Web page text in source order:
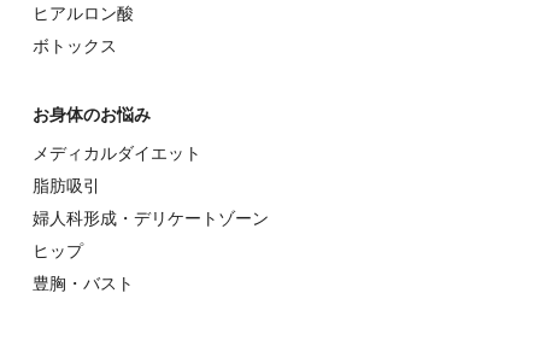
ヒアルロン酸
ボトックス
お⾝体のお悩み
メディカルダイエット
脂肪吸引
婦⼈科形成・デリケートゾーン
ヒップ
豊胸・バスト